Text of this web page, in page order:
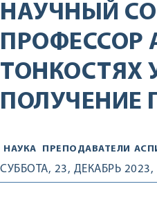
НАУЧНЫЙ
ПРОФЕССОР
ТОНКОСТЯХ
ПОЛУЧЕНИЕ
НАУКА ПРЕПОДАВАТЕЛИ
СУББОТА, 23, ДЕКАБРЬ 2023,